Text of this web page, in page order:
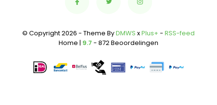
© Copyright 2026 - Theme ByDMWS xPlus+ - RSS-feed
Home | 9.7 - 872 Beoordelingen